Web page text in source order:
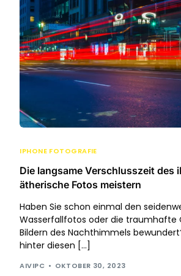
IPHONE FOTOGRAFIE
Die langsame Verschlusszeit des
ätherische Fotos meistern
Haben Sie schon einmal den
Wasserfallfotos oder die traumhafte
Bildern des Nachthimmels
hinter diesen […]
AIVIPC OKTOBER 30, 2023